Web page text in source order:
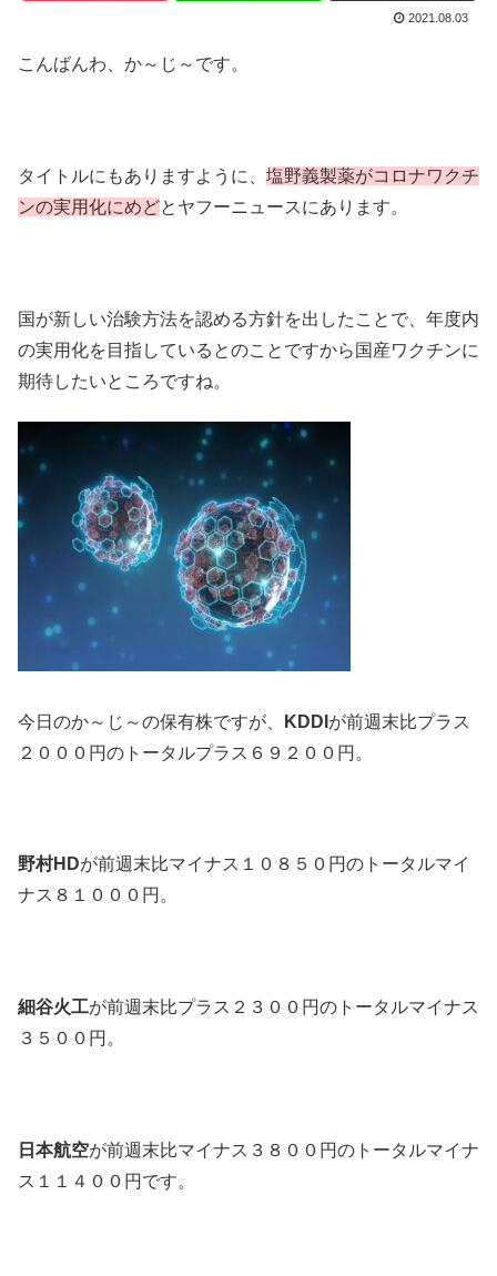
2021.08.03
こんばんわ、か～じ～です。
タイトルにもありますように、 塩野義製薬がコロナワクチ
ンの実用化にめどとヤフーニュースにあります。
国が新しい治験方法を認める方針を出したことで、年度内
の実用化を目指しているとのことですから国産ワクチンに
期待したいところですね。
今日のか～じ～の保有株ですが、 KDDI が前週末比プラス
２０００円のトータルプラス６９２００円。
野村HDが前週末比マイナス１０８５０円のトータルマイ
ナス８１０００円。
細谷火工が前週末比プラス２３００円のトータルマイナス
３５００円。
日本航空が前週末比マイナス３８００円のトータルマイナ
ス１１４００円です。